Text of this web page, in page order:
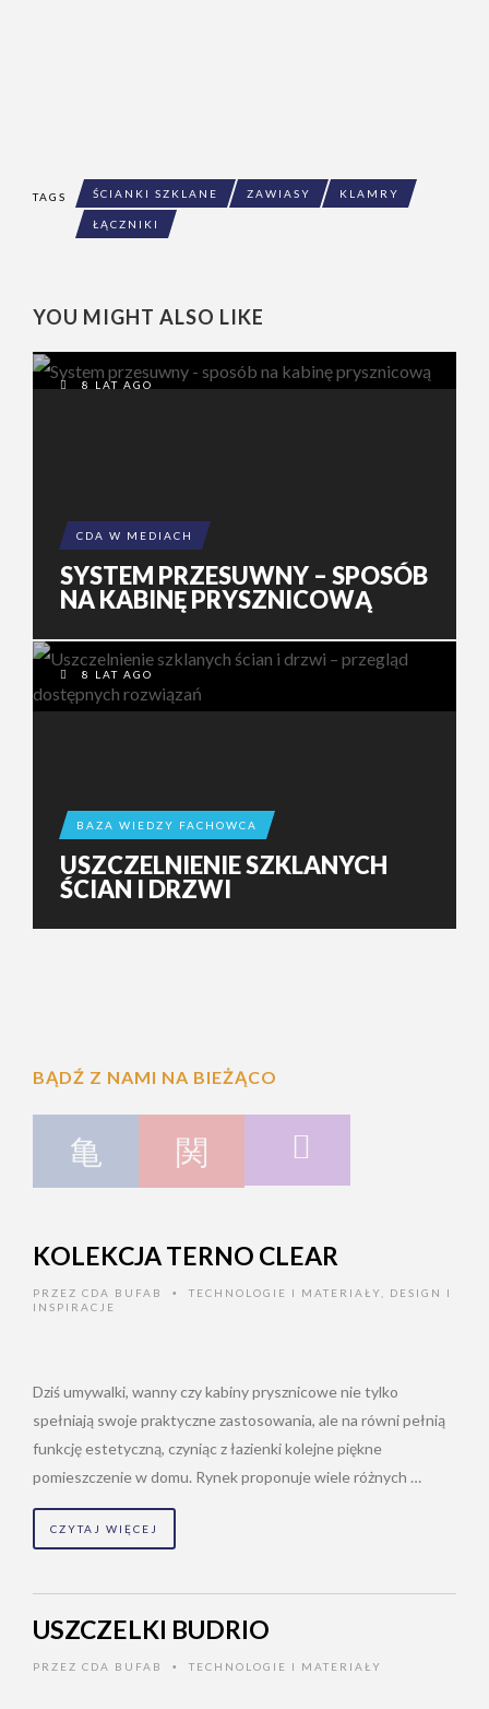
TAGS ŚCIANKI SZKLANE ZAWIASY KLAMRY
ŁĄCZNIKI
YOU MIGHT ALSO LIKE
8 LAT AGO
CDA W MEDIACH
SYSTEM PRZESUWNY – SPOSÓB
NA KABINĘ PRYSZNICOWĄ
8 LAT AGO
BAZA WIEDZY FACHOWCA
USZCZELNIENIE SZKLANYCH
ŚCIAN I DRZWI
BĄDŹ Z NAMI NA BIEŻĄCO
KOLEKCJA TERNO CLEAR
PRZEZ CDA BUFAB • TECHNOLOGIE I MATERIAŁY
DESIGN I
INSPIRACJE
Dziś umywalki, wanny czy kabiny prysznicowe nie tylko
spełniają swoje praktyczne zastosowania, ale na równi pełnią
funkcję estetyczną, czyniąc z łazienki kolejne piękne
pomieszczenie w domu. Rynek proponuje wiele różnych …
CZYTAJ WIĘCEJ
USZCZELKI BUDRIO
PRZEZ CDA BUFAB • TECHNOLOGIE I MATERIAŁY